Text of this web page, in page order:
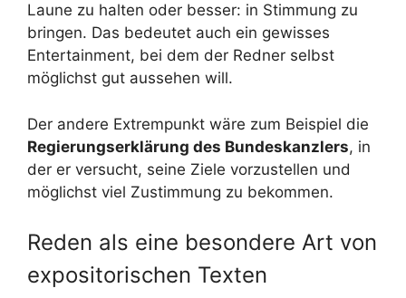
Laune zu halten oder besser: in Stimmung zu
bringen. Das bedeutet auch ein gewisses
Entertainment, bei dem der Redner selbst
möglichst gut aussehen will.
Der andere Extrempunkt wäre zum Beispiel die
Regierungserklärung des Bundeskanzlers, in
der er versucht, seine Ziele vorzustellen und
möglichst viel Zustimmung zu bekommen.
Reden als eine besondere Art von
expositorischen Texten